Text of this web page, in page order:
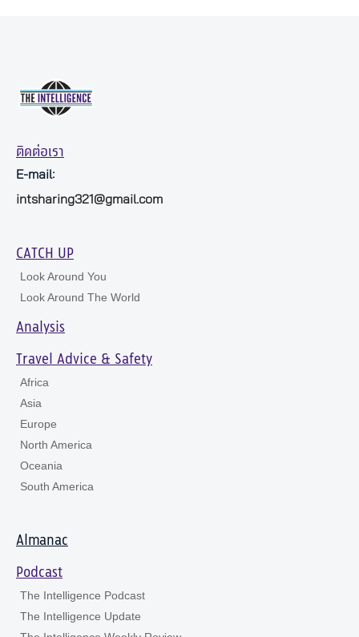
ติดต่อเรา
E-mail:
intsharing321@gmail.com
CATCH UP
Look Around You
Look Around The World
Analysis
Travel Advice & Safety
Africa
Asia
Europe
North America
Oceania
South America
Almanac
Podcast
The Intelligence Podcast
The Intelligence Update